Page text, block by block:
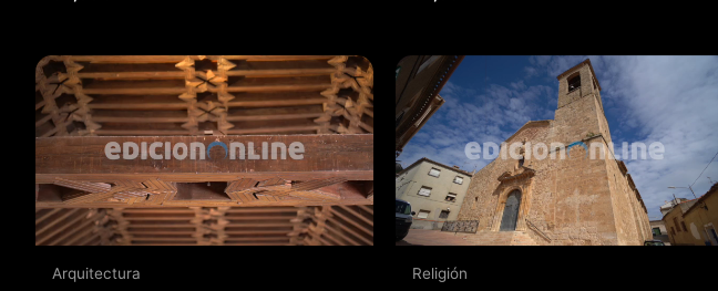
Arquitectura Religión